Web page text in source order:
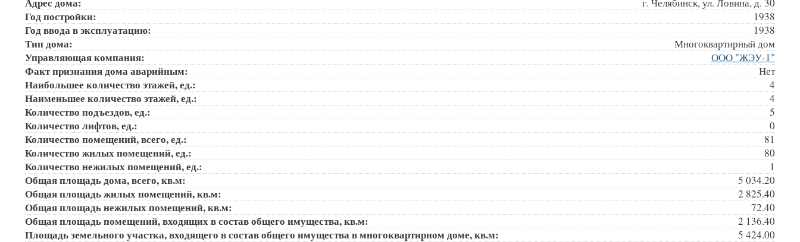
г. Челябинск, ул. Ловина, д. 30
Год постройки: 1938
Год ввода в эксплуатацию: 1938
Тип дома: Многоквартирный дом
Управляющая компания: ООО "ЖЭУ-1"
Факт признания дома аварийным: Нет
Наибольшее количество этажей, ед.: 4
Наименьшее количество этажей, ед.: 4
Количество подъездов, ед.: 5
Количество лифтов, ед.: 0
Количество помещений, всего, ед.: 81
Количество жилых помещений, ед.: 80
Количество нежилых помещений, ед.: 1
Общая площадь дома, всего, кв.м: 5 034.20
Общая площадь жилых помещений, кв.м: 2 825.40
Общая площадь нежилых помещений, кв.м: 72.40
Общая площадь помещений, входящих в состав общего имущества, кв.м: 2 136.40
Площадь земельного участка, входящего в состав общего имущества в многоквартирном доме, кв.м: 5 424.00